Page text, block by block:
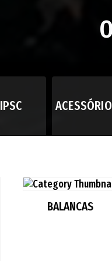
IPSC
BALANCAS